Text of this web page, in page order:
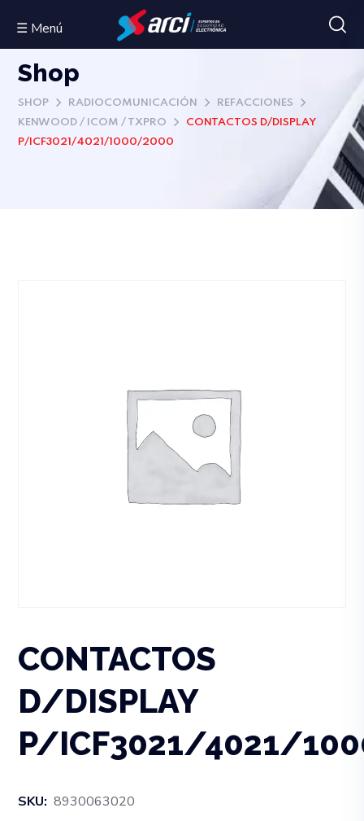
☰ Menú
Shop
SHOP RADIOCOMUNICACIÓN
REFACCIONES
KENWOOD / ICOM / TXPRO
CONTACTOS D/DISPLAY
P/ICF3021/4021/1000/2000
CONTACTOS
D/DISPLAY
P/ICF3021/4021/
SKU: 8930063020